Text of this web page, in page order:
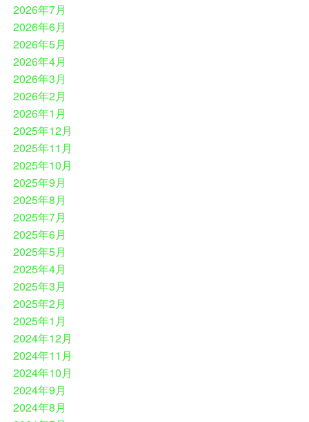
2026年7月
2026年6月
2026年5月
2026年4月
2026年3月
2026年2月
2026年1月
2025年12月
2025年11月
2025年10月
2025年9月
2025年8月
2025年7月
2025年6月
2025年5月
2025年4月
2025年3月
2025年2月
2025年1月
2024年12月
2024年11月
2024年10月
2024年9月
2024年8月